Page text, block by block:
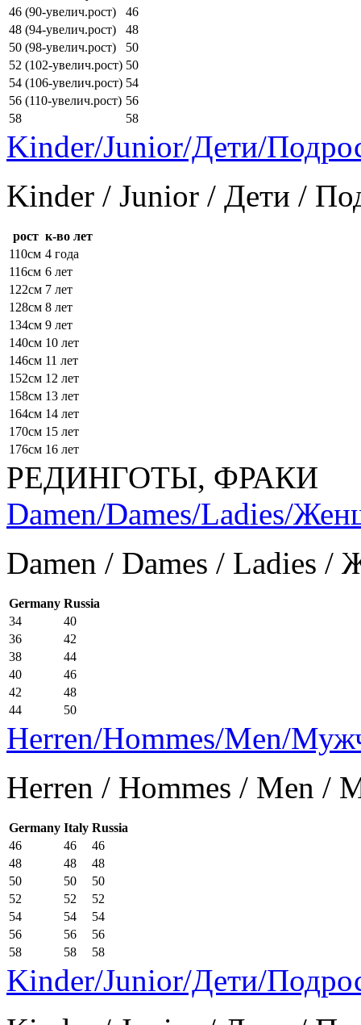
46 (90-увелич.рост)
46
48 (94-увелич.рост)
48
50 (98-увелич.рост)
50
52 (102-увелич.рост) 50
54 (106-увелич.рост) 54
56 (110-увелич.рост) 56
58
58
Kinder/Junior/Дети/
Kinder / Junior / Дети /
рост к-во лет
110см 4 года
116см 6 лет
122см 7 лет
128см 8 лет
134см 9 лет
140см 10 лет
146см 11 лет
152см 12 лет
158см 13 лет
164см 14 лет
170см 15 лет
176см 16 лет
РЕДИНГОТЫ, ФРАКИ
Damen/Dames/Ladies/
Damen / Dames / Ladies
Germany Russia
34
40
36
42
38
44
40
46
42
48
44
50
Herren/Hommes/Men/
Herren / Hommes / Men /
Germany Italy Russia
46
46
46
48
48
48
50
50
50
52
52
52
54
54
54
56
56
56
58
58 58
Kinder/Junior/Дети/